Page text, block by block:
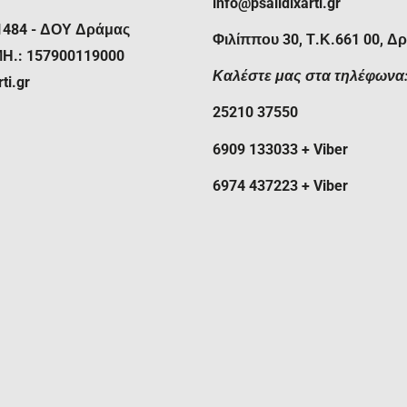
μας. Στις παρατηρήσεις της
ή τον αριθμό της
ή μη, εισάγεται
εταιριών
πληροφορίες,
που σας ενδιαφέρει.
- ΔΟΥ Δράμας
157900119000
Φιλίππου 30, Τ.Κ.661 00,
Καλέστε μας στα τηλέφωνα:
25210 37550
6909 133033 + Viber
6974 437223 + Viber